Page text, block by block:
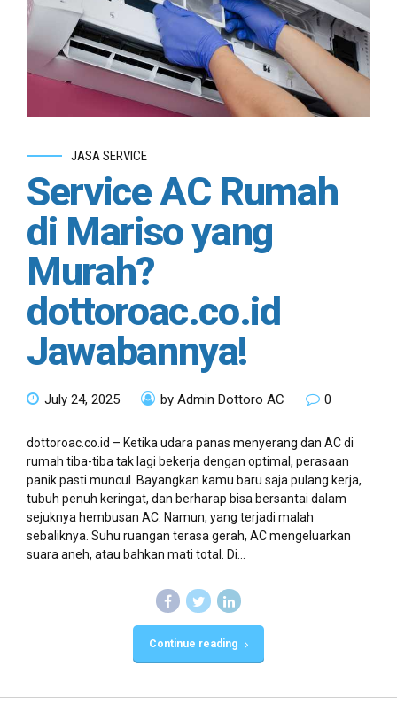
JASA SERVICE
Service AC Rumah
di Mariso yang
Murah?
dottoroac.co.id
Jawabannya!
July 24, 2025 by Admin Dottoro AC 0
dottoroac.co.id – Ketika udara panas menyerang dan AC di
rumah tiba-tiba tak lagi bekerja dengan optimal, perasaan
panik pasti muncul. Bayangkan kamu baru saja pulang kerja,
tubuh penuh keringat, dan berharap bisa bersantai dalam
sejuknya hembusan AC. Namun, yang terjadi malah
sebaliknya. Suhu ruangan terasa gerah, AC mengeluarkan
suara aneh, atau bahkan mati total. Di...
Continue reading